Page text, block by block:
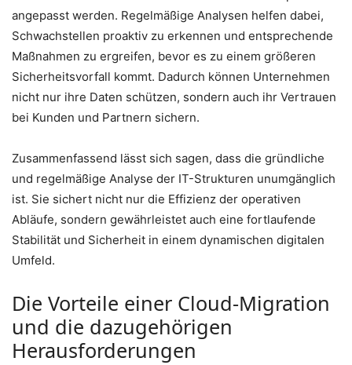
angepasst werden. Regelmäßige Analysen helfen dabei,
Schwachstellen proaktiv zu erkennen und entsprechende
Maßnahmen zu ergreifen, bevor es zu einem größeren
Sicherheitsvorfall kommt. Dadurch können Unternehmen
nicht nur ihre Daten schützen, sondern auch ihr Vertrauen
bei Kunden und Partnern sichern.
Zusammenfassend lässt sich sagen, dass die gründliche
und regelmäßige Analyse der IT-Strukturen unumgänglich
ist. Sie sichert nicht nur die Effizienz der operativen
Abläufe, sondern gewährleistet auch eine fortlaufende
Stabilität und Sicherheit in einem dynamischen digitalen
Umfeld.
Die Vorteile einer Cloud-Migration
und die dazugehörigen
Herausforderungen